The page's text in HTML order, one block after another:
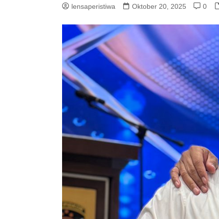
lensaperistiwa Oktober 20, 2025 0